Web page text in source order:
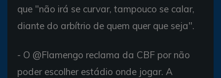
que "não irá se curvar, tampouco se calar,
diante do arbítrio de quem quer que seja".
- O @Flamengo reclama da CBF por não
poder escolher estádio onde jogar. A